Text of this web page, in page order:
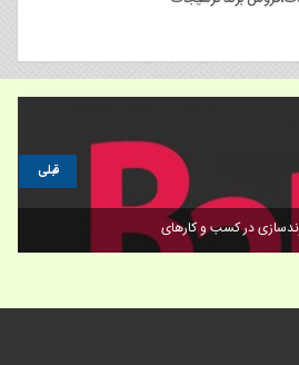
کردن مشتری های یک برند
قبلی